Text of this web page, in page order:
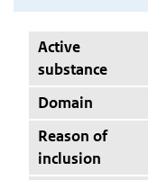
Active
substance
Domain
Reason of
inclusion